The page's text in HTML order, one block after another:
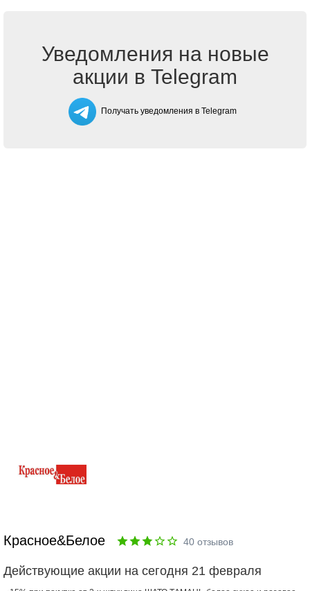
Уведомления на новые
акции в Telegram
Получать уведомления в Telegram
Красное&Белое 40 отзывов
Действующие акции на сегодня 21 февраля